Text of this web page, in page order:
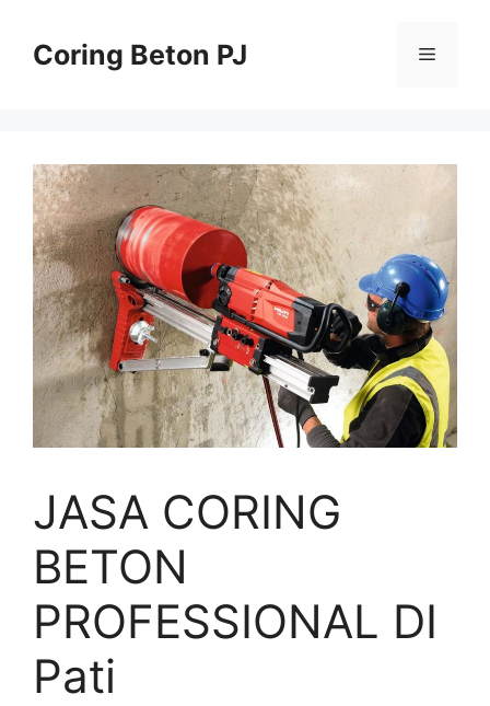
contentCoring Beton PJ Menu
JASA CORING
BETON
PROFESSIONAL DI
Pati